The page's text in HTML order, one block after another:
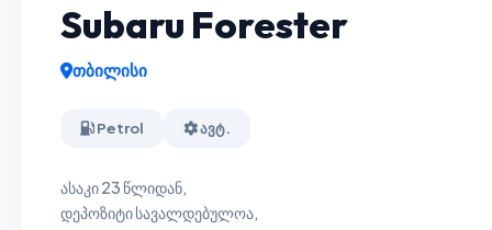
Subaru Forester
თბილისი
Petrol ავტ.
ასაკი 23 წლიდან,
დეპოზიტი სავალდებულოა,